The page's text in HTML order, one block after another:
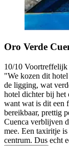
Oro Verde
10/10 Voortreffelijk
"We kozen dit
de ligging, wat
hotel dichter bij het
want wat is dit een
bereikbaar, prettig
Cuenca verblijven
mee. Een taxiritje
centrum. Dus echt